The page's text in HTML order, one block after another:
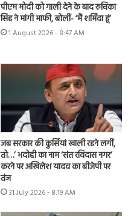
पीएम मोदी को गाली देने के बाद रुचिका
सिंह ने मांगी माफी, बोलीं- ‘मैं शर्मिंदा हूं’
1 August 2026 - 8:47 AM
जब सरकार की कुर्सियां खाली रहने लगीं,
तो…’ भदोही का नाम ‘संत रविदास नगर’
करने पर अखिलेश यादव का बीजेपी पर
तंज
31 July 2026 - 8:19 AM